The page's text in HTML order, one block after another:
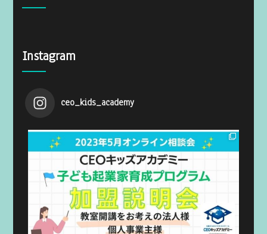
Instagram
ceo_kids_academy